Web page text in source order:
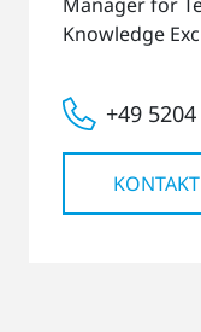
Knowledge
+49
KONTAKT